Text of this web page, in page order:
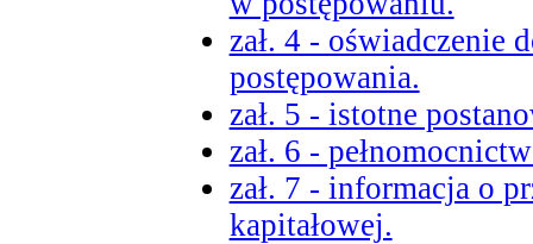
zał. 4 - oświadczenie
postępowania.
zał. 5 - istotne
zał. 6 -
zał. 7 - informacja o
kapitałowej.